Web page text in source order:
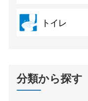
トイレ
分類から探す